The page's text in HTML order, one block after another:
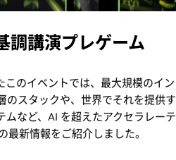
調講演プレゲーム
このイベントでは、最大規模のイン
のスタックや、世界でそれを提供す
ムなど、AI を超えたアクセラレーテ
最新情報をご紹介しました。